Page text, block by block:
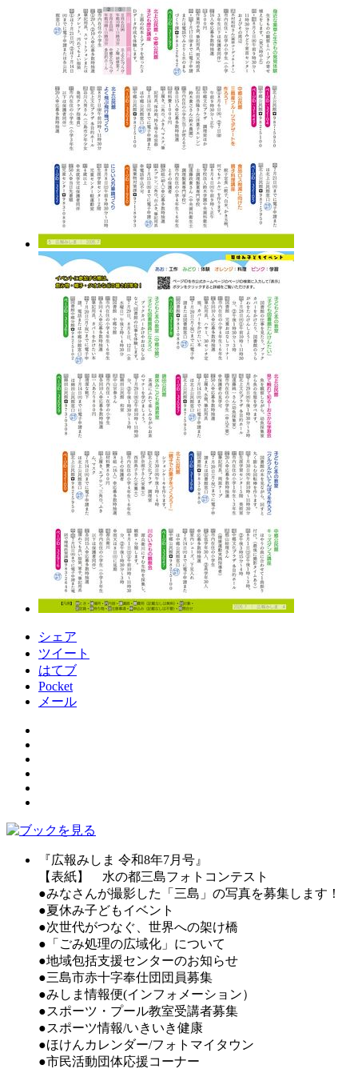
シェア
ツイート
はてブ
Pocket
メール
『広報みしま 令和8年7月号』
【表紙】 水の都三島フォトコンテスト
●みなさんが撮影した「三島」の写真を募集します！
●夏休み子どもイベント
●次世代がつなぐ、世界への架け橋
●「ごみ処理の広域化」について
●地域包括支援センターのお知らせ
●三島市赤十字奉仕団団員募集
●みしま情報便(インフォメーション）
●スポーツ・プール教室受講者募集
●スポーツ情報/いきいき健康
●ほけんカレンダー/フォトマイタウン
●市民活動団体応援コーナー